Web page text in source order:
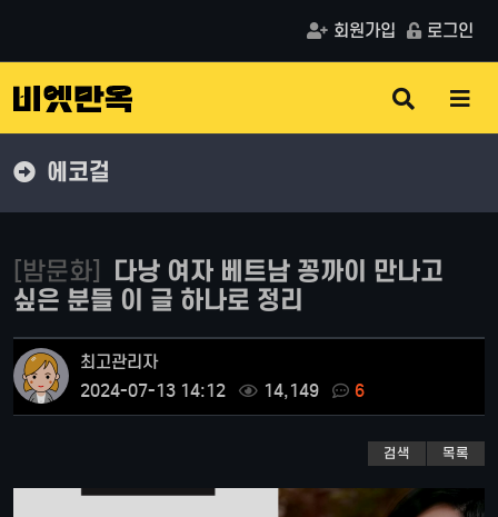
회원가입 로그인
검
색
버
메
버
에코걸
[밤문화] 다낭 여자 베트남 꽁까이 만나고
싶은 분들 이 글 하나로 정리
최고관리자
2024-07-13 14:12
14,149 6
검색 목록